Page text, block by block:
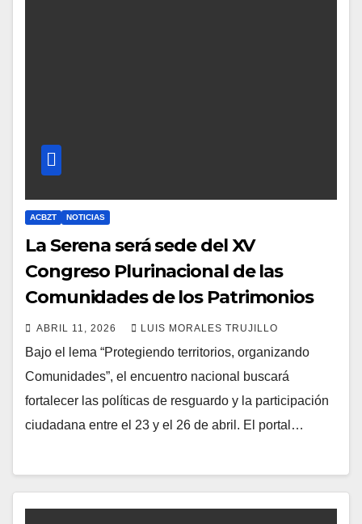
ACBZT NOTICIAS
La Serena será sede del XV
Congreso Plurinacional de las
Comunidades de los Patrimonios
ABRIL 11, 2026 LUIS MORALES TRUJILLO
Bajo el lema “Protegiendo territorios, organizando
Comunidades”, el encuentro nacional buscará
fortalecer las políticas de resguardo y la participación
ciudadana entre el 23 y el 26 de abril. El portal…